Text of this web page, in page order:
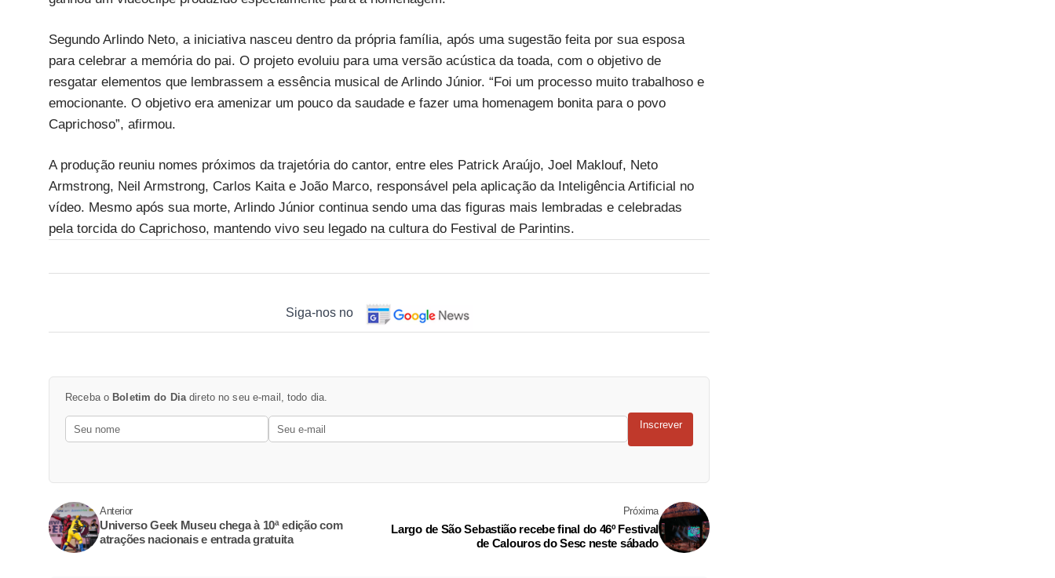
Segundo Arlindo Neto, a iniciativa nasceu dentro da própria família, após uma sugestão feita por sua esposa
para celebrar a memória do pai. O projeto evoluiu para uma versão acústica da toada, com o objetivo de
resgatar elementos que lembrassem a essência musical de Arlindo Júnior. “Foi um processo muito trabalhoso e
emocionante. O objetivo era amenizar um pouco da saudade e fazer uma homenagem bonita para o povo
Caprichoso”, afirmou.
A produção reuniu nomes próximos da trajetória do cantor, entre eles Patrick Araújo, Joel Maklouf, Neto
Armstrong, Neil Armstrong, Carlos Kaita e João Marco, responsável pela aplicação da Inteligência Artificial no
vídeo. Mesmo após sua morte, Arlindo Júnior continua sendo uma das figuras mais lembradas e celebradas
pela torcida do Caprichoso, mantendo vivo seu legado na cultura do Festival de Parintins.
Siga-nos no
Receba o Boletim do Diadireto no seu e-mail, todo dia.
Inscrever
Anterior
Universo Geek Museu chega à 10ª edição com
atrações nacionais e entrada gratuita
Próxima
Largo de São Sebastião recebe final do 46º Festival
de Calouros do Sesc neste sábado